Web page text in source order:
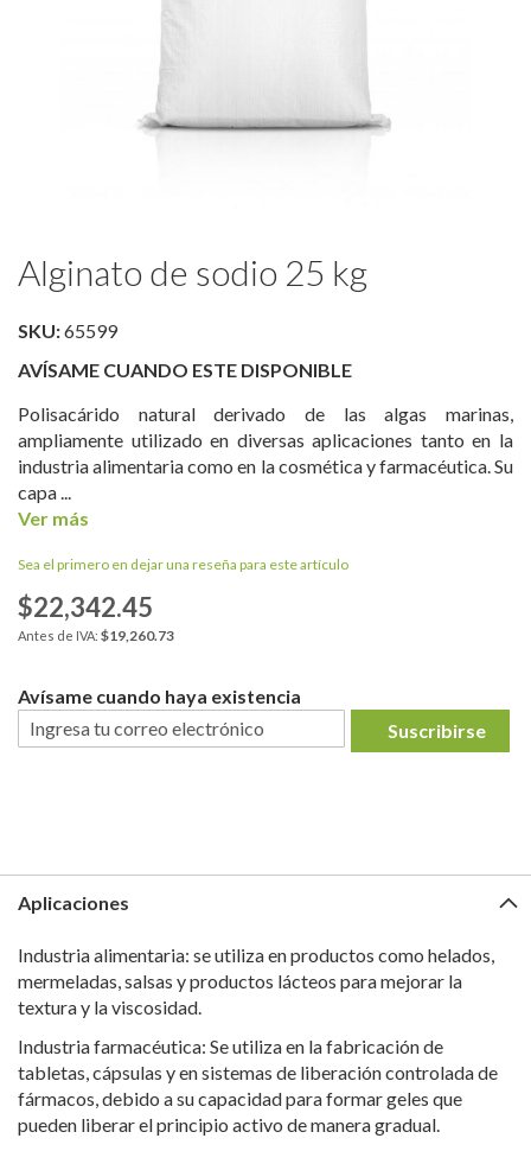
al
comienzo
la
galería
imágenes
Alginato de sodio 25 kg
SKU:65599
AVÍSAME CUANDO ESTE DISPONIBLE
Polisacárido natural derivado de las algas marinas,
ampliamente utilizado en diversas aplicaciones tanto en la
industria alimentaria como en la cosmética y farmacéutica. Su
capa ...
Ver más
Sea el primero en dejar una reseña para este artículo
$22,342.45
$19,260.73
Avísame cuando haya existencia
Suscribirse
Aplicaciones
Industria alimentaria: se utiliza en productos como helados,
mermeladas, salsas y productos lácteos para mejorar la
textura y la viscosidad.
Industria farmacéutica: Se utiliza en la fabricación de
tabletas, cápsulas y en sistemas de liberación controlada de
fármacos, debido a su capacidad para formar geles que
pueden liberar el principio activo de manera gradual.